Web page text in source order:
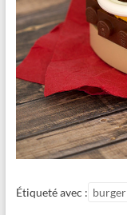
Étiqueté avec : burger